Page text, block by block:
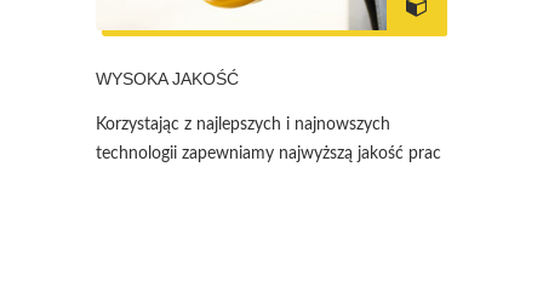
WYSOKA JAKOŚĆ
Korzystając z najlepszych i najnowszych
technologii zapewniamy najwyższą jakość prac